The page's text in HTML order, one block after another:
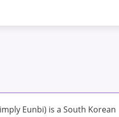
Eunbi) is a South Korean